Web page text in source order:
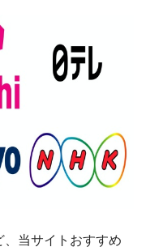
当サイトおすすめ